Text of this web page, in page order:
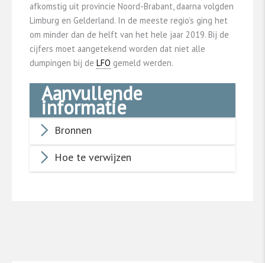
afkomstig uit provincie Noord-Brabant, daarna volgden
Limburg en Gelderland. In de meeste regio’s ging het
om minder dan de helft van het hele jaar 2019. Bij de
cijfers moet aangetekend worden dat niet alle
dumpingen bij de LFO gemeld werden.
Aanvullende
informatie
Bronnen
Hoe te verwijzen